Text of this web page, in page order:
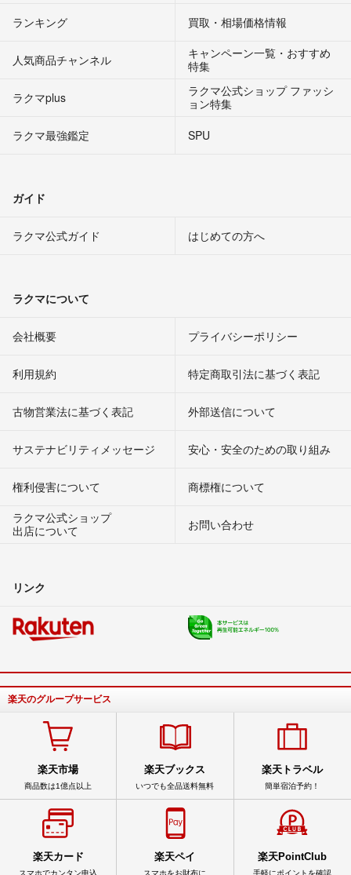
ランキング 買取・相場価格情報
人気商品チャンネル
キャンペーン一覧・おすすめ
特集
ラクマplus
ラクマ公式ショップ ファッシ
ョン特集
ラクマ最強鑑定
SPU
ガイド
ラクマ公式ガイド はじめての方へ
ラクマについて
会社概要 プライバシーポリシー
利用規約 特定商取引法に基づく表記
古物営業法に基づく表記 外部送信について
サステナビリティメッセージ 安心・安全のための取り組み
権利侵害について
商標権について
ラクマ公式ショップ
出店について
お問い合わせ
リンク
楽天のグループサービス
楽天市場
商品数は1億点以上
楽天ブックス
いつでも全品送料無料
楽天トラベル
簡単宿泊予約！
楽天カード
スマホでカンタン申込
楽天ペイ
スマホをお財布に
楽天PointClub
手軽にポイントを確認